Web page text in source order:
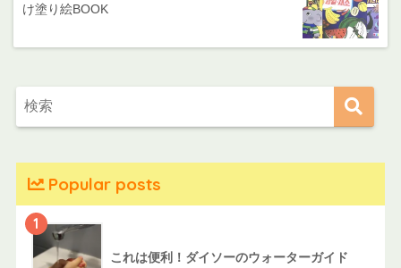
け塗り絵BOOK
Popular posts
1
これは便利！ダイソーのウォーターガイド